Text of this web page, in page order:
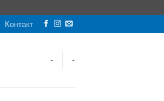
Контакт
- -